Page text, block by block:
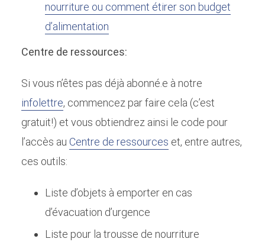
nourriture ou comment étirer son budget
d’alimentation
Centre de ressources:
Si vous n’êtes pas déjà abonné.e à notre
infolettre, commencez par faire cela (c’est
gratuit!) et vous obtiendrez ainsi le code pour
l’accès au Centre de ressources et, entre autres,
ces outils:
Liste d’objets à emporter en cas
d’évacuation d’urgence
Liste pour la trousse de nourriture